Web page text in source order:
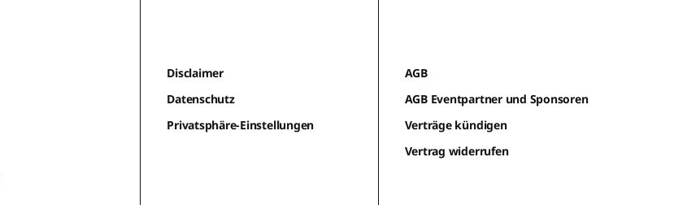
Disclaimer
Datenschutz
Privatsphäre-Einstellungen
AGB
AGB Eventpartner und Sponsoren
Verträge kündigen
Vertrag widerrufen